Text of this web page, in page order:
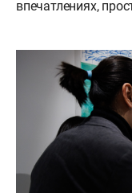
впечатлениях,